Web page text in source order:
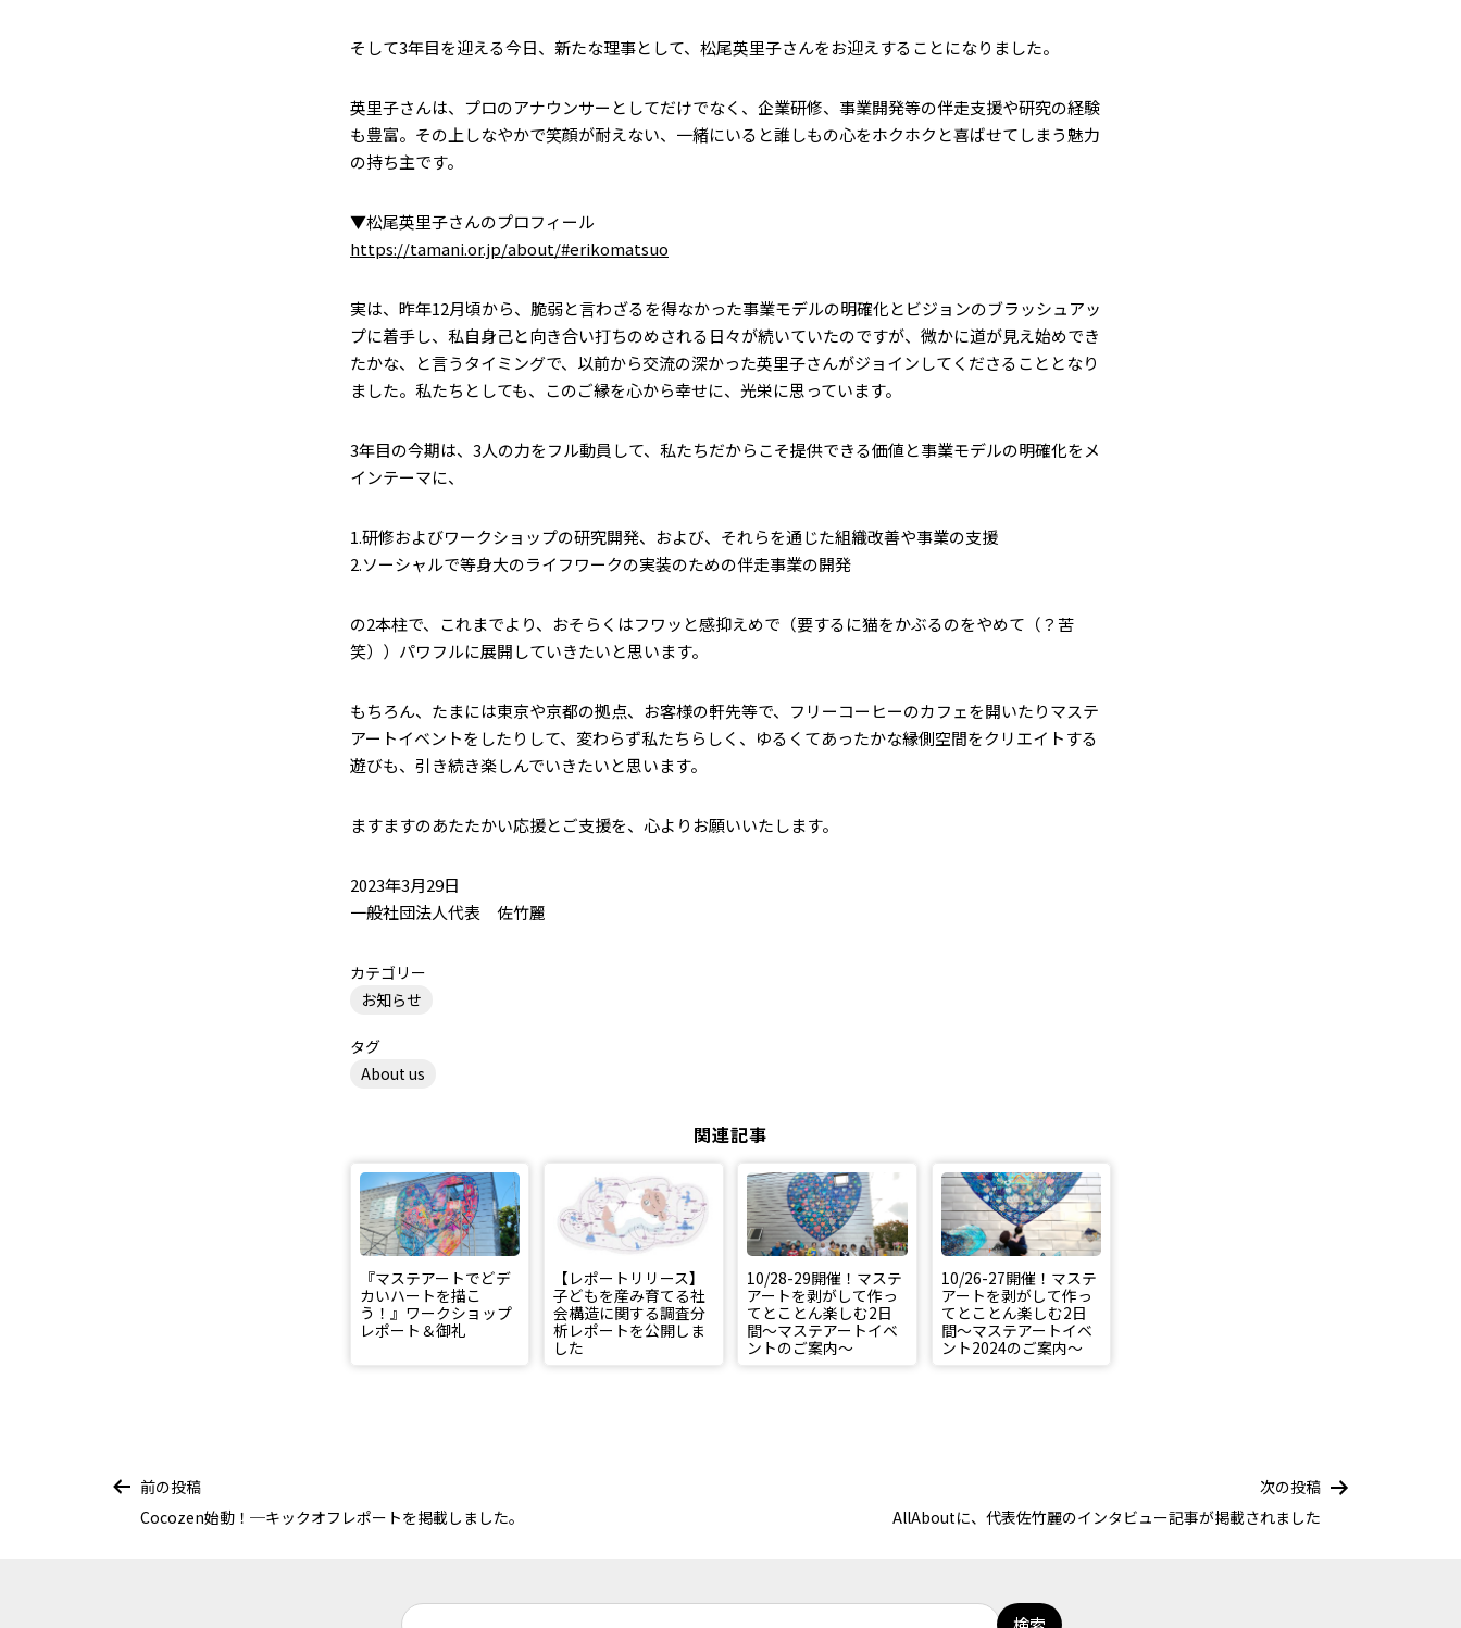
そして3年目を迎える今日、新たな理事として、松尾英里子さんをお迎えすることになりました。
英里子さんは、プロのアナウンサーとしてだけでなく、企業研修、事業開発等の伴走支援や研究の経験
も豊富。その上しなやかで笑顔が耐えない、一緒にいると誰しもの心をホクホクと喜ばせてしまう魅力
の持ち主です。
▼松尾英里子さんのプロフィール
https://tamani.or.jp/about/#erikomatsuo
実は、昨年12月頃から、脆弱と言わざるを得なかった事業モデルの明確化とビジョンのブラッシュアッ
プに着手し、私自身己と向き合い打ちのめされる日々が続いていたのですが、微かに道が見え始めでき
たかな、と言うタイミングで、以前から交流の深かった英里子さんがジョインしてくださることとなり
ました。私たちとしても、このご縁を心から幸せに、光栄に思っています。
3年目の今期は、3人の力をフル動員して、私たちだからこそ提供できる価値と事業モデルの明確化をメ
インテーマに、
1.研修およびワークショップの研究開発、および、それらを通じた組織改善や事業の支援
2.ソーシャルで等身大のライフワークの実装のための伴走事業の開発
の2本柱で、これまでより、おそらくはフワッと感抑えめで（要するに猫をかぶるのをやめて（？苦
笑））パワフルに展開していきたいと思います。
もちろん、たまには東京や京都の拠点、お客様の軒先等で、フリーコーヒーのカフェを開いたりマステ
アートイベントをしたりして、変わらず私たちらしく、ゆるくてあったかな縁側空間をクリエイトする
遊びも、引き続き楽しんでいきたいと思います。
ますますのあたたかい応援とご支援を、心よりお願いいたします。
2023年3月29日
一般社団法人代表 佐竹麗
カテゴリー
お知らせ
タグ
About us
関連記事
『マステアートでどデ
カいハートを描こ
う！』ワークショップ
レポート＆御礼
【レポートリリース】
子どもを産み育てる社
会構造に関する調査分
析レポートを公開しま
した
10/28-29開催！マステ
アートを剥がして作っ
てとことん楽しむ2日
間〜マステアートイベ
ントのご案内〜
10/26-27開催！マステ
アートを剥がして作っ
てとことん楽しむ2日
間〜マステアートイベ
ント2024のご案内〜
前の投稿
Cocozen始動！─キックオフレポートを掲載しました。
次の投稿
AllAboutに、代表佐竹麗のインタビュー記事が掲載されました